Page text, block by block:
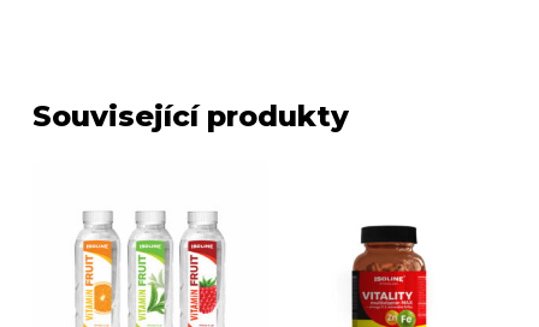
Související produkty